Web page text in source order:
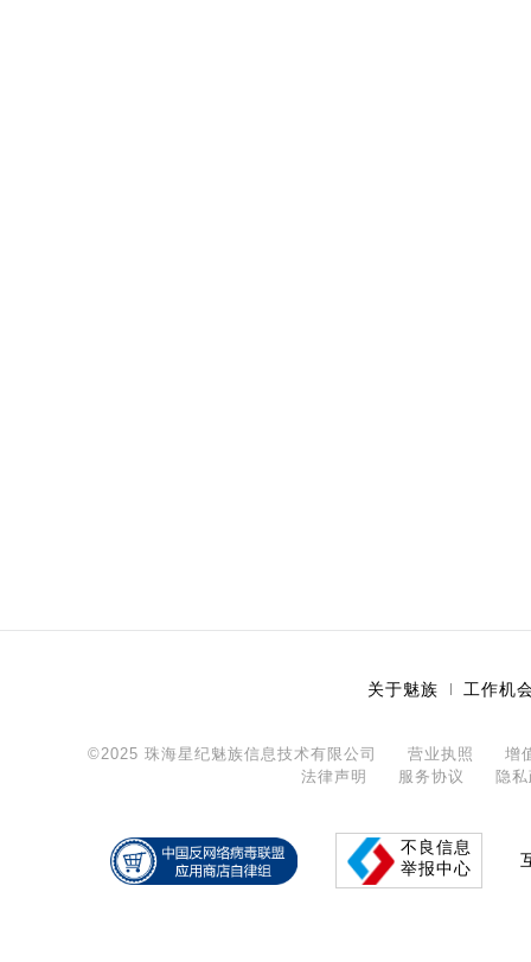
关于魅族 工作机
©2025 珠海星纪魅族信息技术有限公司 营业执照
增
法律声明
服务协议 隐
不良信息
举报中心